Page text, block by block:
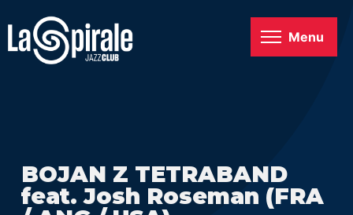
Menu
BOJAN Z TETRABAND
feat. Josh Roseman (FRA